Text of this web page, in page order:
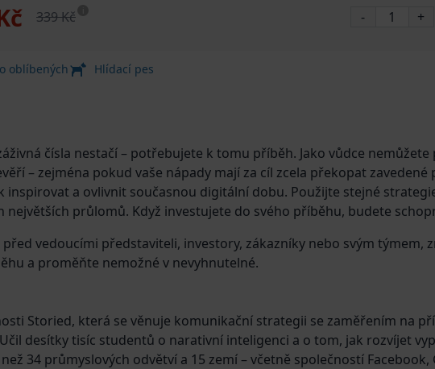
339 Kč - +
oblíbených Hlídací pes
čísla nestačí – potřebujete k tomu příběh. Jako vůdce
– zejména pokud vaše nápady mají za cíl zcela překopat zavedené
a ovlivnit současnou digitální dobu. Použijte stejné
největších průlomů. Když investujete do svého příběhu, budete
vedoucími představiteli, investory, zákazníky nebo svým
a proměňte nemožné v nevyhnutelné.
Storied, která se věnuje komunikační strategii se zaměřením na
desítky tisíc studentů o narativní inteligenci a o tom, jak rozvíjet
34 průmyslových odvětví a 15 zemí – včetně společností Facebook,